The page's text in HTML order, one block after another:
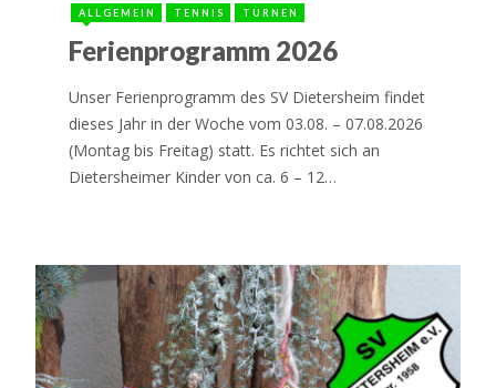
ALLGEMEIN TENNIS TURNEN
Ferienprogramm 2026
Unser Ferienprogramm des SV Dietersheim findet
dieses Jahr in der Woche vom 03.08. – 07.08.2026
(Montag bis Freitag) statt. Es richtet sich an
Dietersheimer Kinder von ca. 6 – 12…